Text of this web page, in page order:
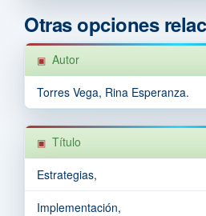
Otras opciones
Autor
Torres Vega, Rina Esperanza.
Título
Estrategias,
Implementación,